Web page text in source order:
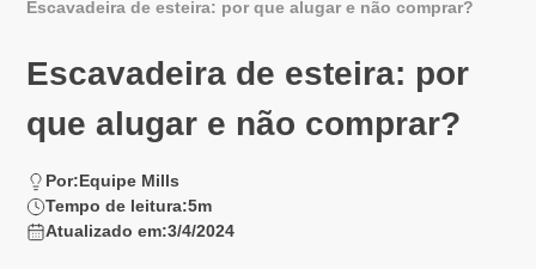
Escavadeira de esteira: por que alugar e não comprar?
Escavadeira de esteira: por
que alugar e não comprar?
Por:Equipe Mills
Tempo de leitura:5m
Atualizado em:3/4/2024